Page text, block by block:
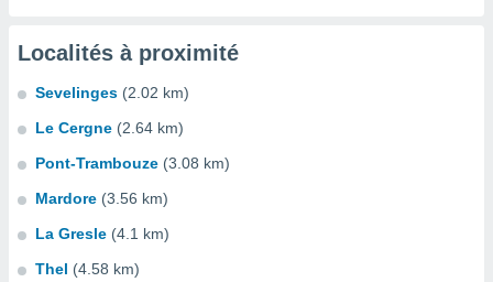
Localités à proximité
Sevelinges (2.02 km)
Le Cergne (2.64 km)
Pont-Trambouze (3.08 km)
Mardore (3.56 km)
La Gresle (4.1 km)
Thel (4.58 km)